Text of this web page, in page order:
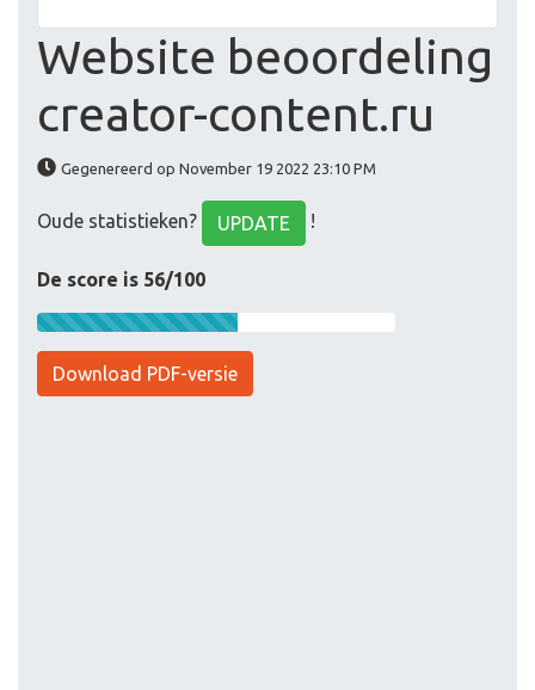
Website beoordeling
creator-content.ru
Gegenereerd op November 19 2022 23:10 PM
Oude statistieken? UPDATE !
De score is 56/100
Download PDF-versie